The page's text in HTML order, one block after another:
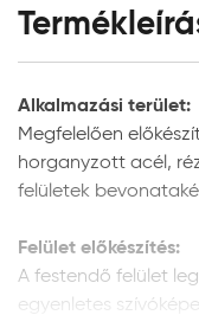
Alkalmazási terület:
Megfelelően
horganyzott acél,
felületek
Felület előkészítés:
A festendő felület
egyenletes